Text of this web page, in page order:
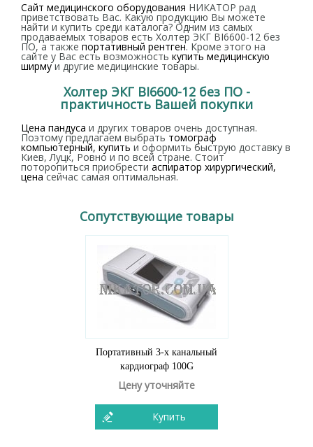
Сайт медицинского оборудования НИКАТОР рад
приветствовать Вас. Какую продукцию Вы можете
найти и купить среди каталога? Одним из самых
продаваемых товаров есть Холтер ЭКГ BI6600-12 без
ПО, а также портативный рентген. Кроме этого на
сайте у Вас есть возможность купить медицинскую
ширмуи другие медицинские товары.
Холтер ЭКГ BI6600-12 без ПО -
практичность Вашей покупки
Цена пандуса и других товаров очень доступная.
Поэтому предлагаем выбрать томограф
компьютерный, купить и оформить быструю доставку в
Киев, Луцк, Ровно и по всей стране. Стоит
поторопиться приобрести аспиратор хирургический,
ценасейчас самая оптимальная.
Сопутствующие товары
Портативный 3-х канальный
кардиограф 100G
Цену уточняйте
Купить